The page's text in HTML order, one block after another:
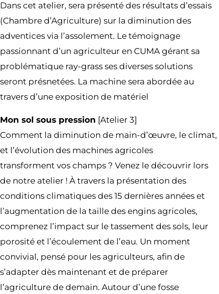
Dans cet atelier, sera présenté des résultats d’essais
(Chambre d’Agriculture) sur la diminution des
adventices via l’assolement. Le témoignage
passionnant d’un agriculteur en CUMA gérant sa
problématique ray-grass ses diverses solutions
seront présnetées. La machine sera abordée au
travers d’une exposition de matériel
Mon sol sous pression [Atelier 3]
Comment la diminution de main-d’œuvre, le climat,
et l’évolution des machines agricoles
transforment vos champs ? Venez le découvrir lors
de notre atelier ! À travers la présentation des
conditions climatiques des 15 dernières années et
l’augmentation de la taille des engins agricoles,
comprenez l’impact sur le tassement des sols, leur
porosité et l’écoulement de l’eau. Un moment
convivial, pensé pour les agriculteurs, afin de
s’adapter dès maintenant et de préparer
l’agriculture de demain. Autour d’une fosse